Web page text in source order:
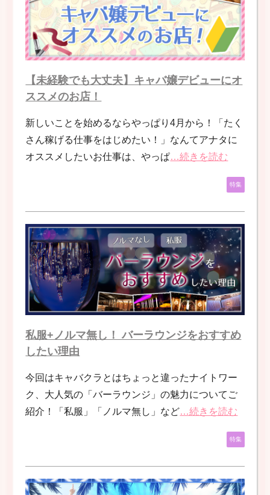
【未経験でも大丈夫】キャバ嬢デビューにオ
ススメのお店！
新しいことを始めるならやっぱり4月から！「たく
さん稼げる仕事をはじめたい！」なんてアナタに
オススメしたいお仕事は、やっぱ…続きを読む
特集
私服+ノルマ無し！ バーラウンジをおすすめ
したい理由
今回はキャバクラとはちょっと違ったナイトワー
ク、大人気の「バーラウンジ」の魅力についてご
紹介！「私服」「ノルマ無し」など…続きを読む
特集